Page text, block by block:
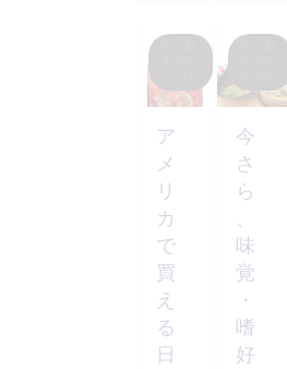
ア
メ
リ
カ
で
買
え
る
日
今
さ
ら
味
覚
・
嗜
好